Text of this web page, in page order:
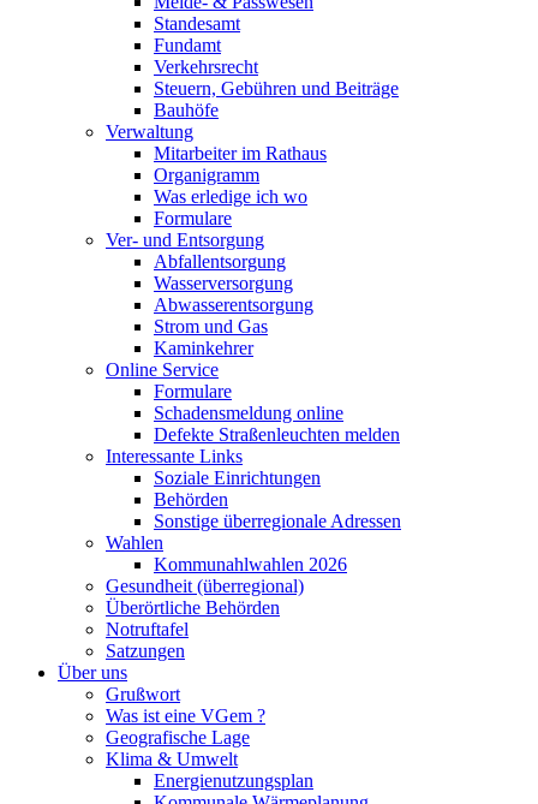
Standesamt
Fundamt
Verkehrsrecht
Steuern, Gebühren und Beiträge
Bauhöfe
Verwaltung
Mitarbeiter im Rathaus
Organigramm
Was erledige ich wo
Formulare
Ver- und Entsorgung
Abfallentsorgung
Wasserversorgung
Abwasserentsorgung
Strom und Gas
Kaminkehrer
Online Service
Formulare
Schadensmeldung online
Defekte Straßenleuchten melden
Interessante Links
Soziale Einrichtungen
Behörden
Sonstige überregionale Adressen
Wahlen
Kommunahlwahlen 2026
Gesundheit (überregional)
Überörtliche Behörden
Notruftafel
Satzungen
Über uns
Grußwort
Was ist eine VGem ?
Geografische Lage
Klima & Umwelt
Energienutzungsplan